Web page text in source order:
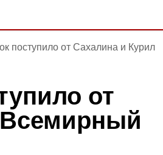
поступило от Сахалина и Курил
от